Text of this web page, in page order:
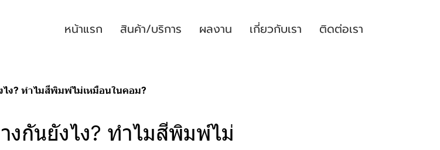
หน้าแรก สินค้า/บริการ ผลงาน เกี่ยวกับเรา ติดต่อเรา
ไง? ทำไมสีพิมพ์ไม่เหมือนในคอม?
งกันยังไง? ทำไมสีพิมพ์ไม่